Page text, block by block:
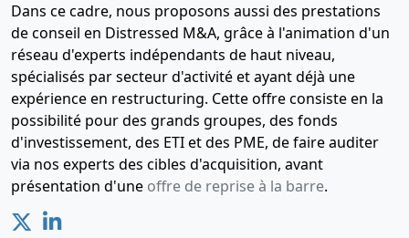
Dans ce cadre, nous proposons aussi des prestations
de conseil en Distressed M&A, grâce à l'animation d'un
réseau d'experts indépendants de haut niveau,
spécialisés par secteur d'activité et ayant déjà une
expérience en restructuring. Cette offre consiste en la
possibilité pour des grands groupes, des fonds
d'investissement, des ETI et des PME, de faire auditer
via nos experts des cibles d'acquisition, avant
présentation d'une offre de reprise à la barre.